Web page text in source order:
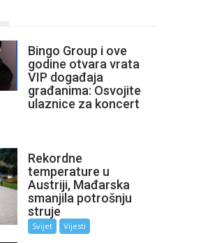
Bingo Group i ove
godine otvara vrata
VIP događaja
građanima: Osvojite
ulaznice za koncert
Rekordne
temperature u
Austriji, Mađarska
smanjila potrošnju
struje
Svijet Vijesti